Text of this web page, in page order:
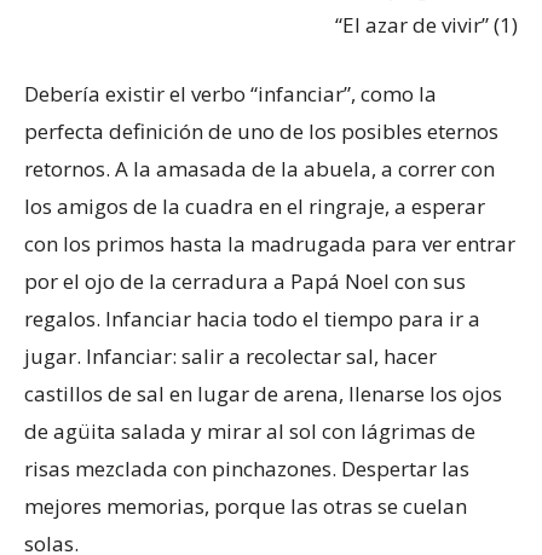
“El azar de vivir” (1)
Debería existir el verbo “infanciar”, como la
perfecta definición de uno de los posibles eternos
retornos. A la amasada de la abuela, a correr con
los amigos de la cuadra en el ringraje, a esperar
con los primos hasta la madrugada para ver entrar
por el ojo de la cerradura a Papá Noel con sus
regalos. Infanciar hacia todo el tiempo para ir a
jugar. Infanciar: salir a recolectar sal, hacer
castillos de sal en lugar de arena, llenarse los ojos
de agüita salada y mirar al sol con lágrimas de
risas mezclada con pinchazones. Despertar las
mejores memorias, porque las otras se cuelan
solas.